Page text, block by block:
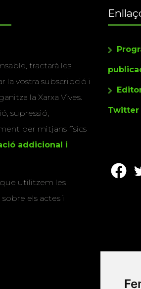
tractarà les
la vostra subscripció i
la Xarxa Vives.
supressió,
per mitjans físics
addicional i
utilitzem les
els actes i
Twitter